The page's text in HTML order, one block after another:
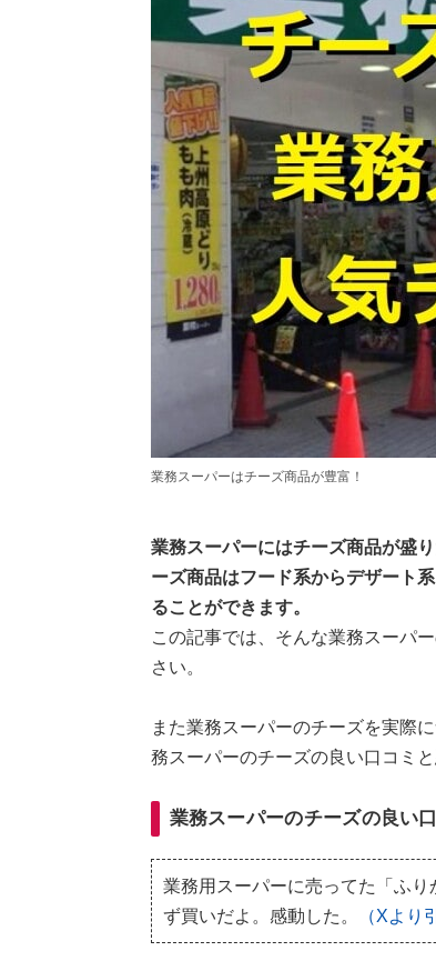
業務スーパーはチーズ商品が豊富！
業務スーパーにはチーズ商品が盛
ーズ商品はフード系からデザート
ることができます。
この記事では、そんな業務スーパ
さい。
また業務スーパーのチーズを実際
務スーパーのチーズの良い口コミ
業務スーパーのチーズの良い
業務用スーパーに売ってた「ふ
ず買いだよ。感動した。
（Xより